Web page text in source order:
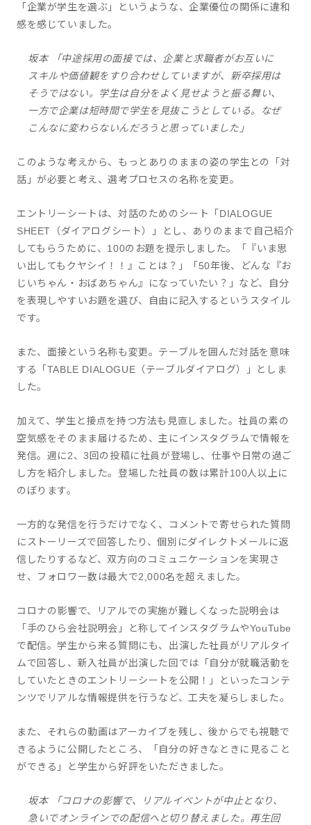
「企業が学生を選ぶ」というような、企業優位の関係に違和
感を感じていました。
坂本 「中途採用の面接では、企業と求職者がお互いに
スキルや価値観をすり合わせしていますが、新卒採用は
そうではない。学生は自分をよく見せようと振る舞い、
一方で企業は短時間で学生を見抜こうとしている。なぜ
こんなに変わらないんだろうと思っていました」
このような考えから、もっとありのままの姿の学生との「対
話」が必要と考え、選考プロセスの名称を変更。
エントリーシートは、対話のためのシート「DIALOGUE
SHEET（ダイアログシート）」とし、ありのままで自己紹介
してもらうために、100のお題を提示しました。「『いま思
い出してもクヤシイ！！』ことは？」「50年後、どんな『お
じいちゃん・おばあちゃん』になっていたい？」など、自分
を表現しやすいお題を選び、自由に記入するというスタイル
です。
また、面接という名称も変更。テーブルを囲んだ対話を意味
する「TABLE DIALOGUE（テーブルダイアログ）」としま
した。
加えて、学生と接点を持つ方法も見直しました。社員の素の
空気感をそのまま届けるため、主にインスタグラムで情報を
発信。週に2、3回の投稿に社員が登場し、仕事や日常の過ご
し方を紹介しました。登場した社員の数は累計100人以上に
のぼります。
一方的な発信を行うだけでなく、コメントで寄せられた質問
にストーリーズで回答したり、個別にダイレクトメールに返
信したりするなど、双方向のコミュニケーションを実現さ
せ、フォロワー数は最大で2,000名を超えました。
コロナの影響で、リアルでの実施が難しくなった説明会は
「手のひら会社説明会」と称してインスタグラムやYouTube
で配信。学生から来る質問にも、出演した社員がリアルタイ
ムで回答し、新入社員が出演した回では「自分が就職活動を
していたときのエントリーシートを公開！」といったコンテ
ンツでリアルな情報提供を行うなど、工夫を凝らしました。
また、それらの動画はアーカイブを残し、後からでも視聴で
きるように公開したところ、「自分の好きなときに見ること
ができる」と学生から好評をいただきました。
坂本 「コロナの影響で、リアルイベントが中止となり、
急いでオンラインでの配信へと切り替えました。再生回